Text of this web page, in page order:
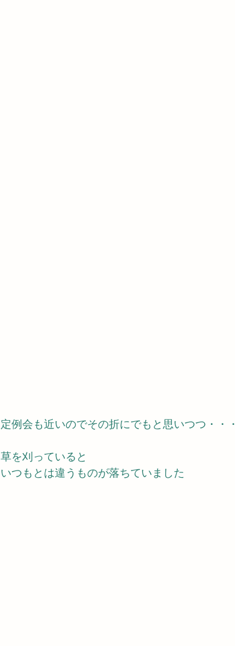
定例会も近いのでその折にでもと思いつつ・・・
草を刈っていると
いつもとは違うものが落ちていました